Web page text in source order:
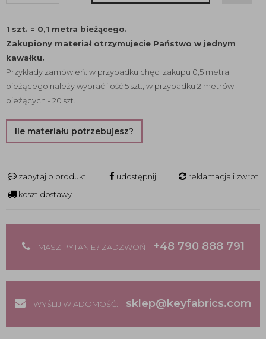
1 szt. = 0,1 metra bieżącego.
Zakupiony materiał otrzymujecie Państwo w jednym
kawałku.
Przykłady zamówień: w przypadku chęci zakupu 0,5 metra
bieżącego należy wybrać ilość 5 szt., w przypadku 2 metrów
bieżących - 20 szt.
Ile materiału potrzebujesz?
zapytaj o produkt udostępnij
reklamacja i zwrot
koszt dostawy
MASZ PYTANIE? ZADZWOŃ +48 790 888 791
WYŚLIJ WIADOMOŚĆ: sklep@keyfabrics.com